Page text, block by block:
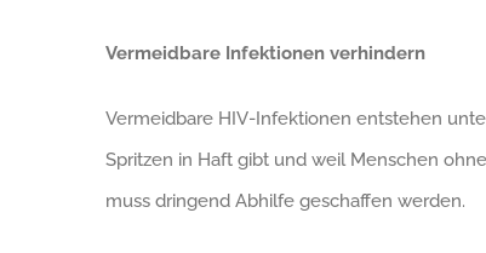
Vermeidbare Infektionen verhindern
Vermeidbare HIV-Infektionen entstehen
Spritzen in Haft gibt und weil Menschen
muss dringend Abhilfe geschaffen werden.